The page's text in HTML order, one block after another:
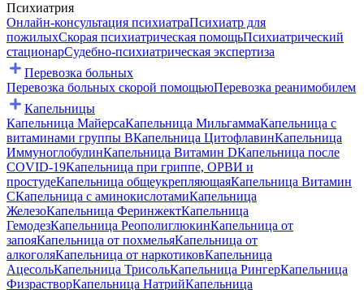
Психиатрия
Онлайн-консультация психиатраПсихиатр для
пожилыхСкорая психиатрическая помощьПсихиатрический
стационарСудебно-психиатрическая экспертиза
Перевозка больных
Перевозка больных скорой помощьюПеревозка реанимобилем
Капельницы
Капельница МайерсаКапельница МильгаммаКапельница с
витаминами группы BКапельница ЦитофлавинКапельница
ИммуноглобулинКапельница Витамин DКапельница после
COVID-19Капельница при гриппе, ОРВИ и
простудеКапельница общеукрепляющаяКапельница Витамин
CКапельница с аминокислотамиКапельница
ЖелезоКапельница ФеринжектКапельница
ГемодезКапельница РеополиглюкинКапельница от
запояКапельница от похмельяКапельница от
алкоголяКапельница от наркотиковКапельница
АцесольКапельница ТрисольКапельница РингерКапельница
ФизрастворКапельница НатрийКапельница